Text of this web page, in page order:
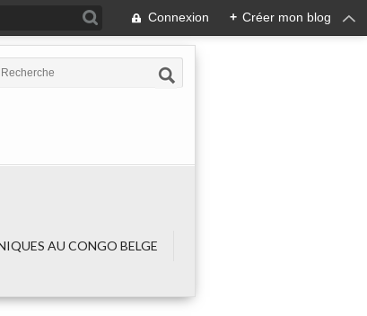
Connexion + Créer mon blog
AU CONGO BELGE